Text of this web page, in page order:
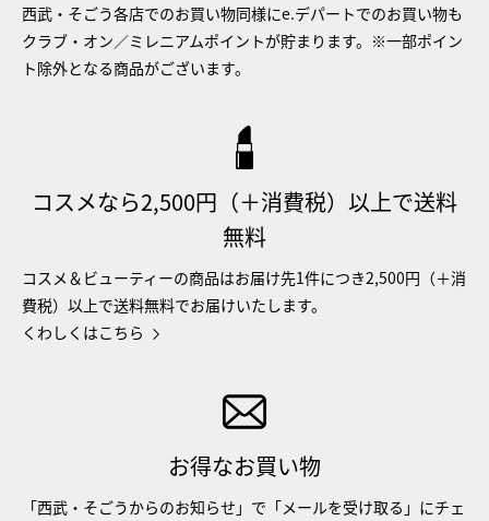
西武・そごう各店でのお買い物同様にe.デパートでのお買い物も
クラブ・オン／ミレニアムポイントが貯まります。※一部ポイン
ト除外となる商品がございます。
コスメなら2,500円（＋消費税）以上で送料
無料
コスメ＆ビューティーの商品はお届け先1件につき2,500円（＋消
費税）以上で送料無料でお届けいたします。
くわしくはこちら
お得なお買い物
「西武・そごうからのお知らせ」で「メールを受け取る」にチェ